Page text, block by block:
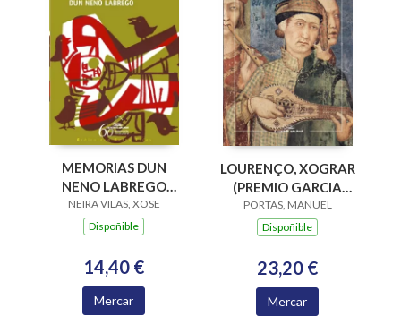
MEMORIAS DUN
NENO LABREGO
(B.N.VILAS)
NEIRA VILAS, XOSE
Dispoñible
14,40 €
Mercar
LOURENÇO, XOGRAR
(PREMIO GARCIA
BARROS 2015)
PORTAS, MANUEL
Dispoñible
23,20 €
Mercar